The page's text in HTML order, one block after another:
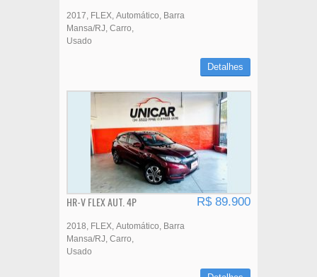
2017 FLEX Automático
Barra
Mansa/RJ Carro
Usado
Detalhes
HR-V FLEX AUT. 4P R$ 89.900
2018 FLEX Automático
Barra
Mansa/RJ Carro
Usado